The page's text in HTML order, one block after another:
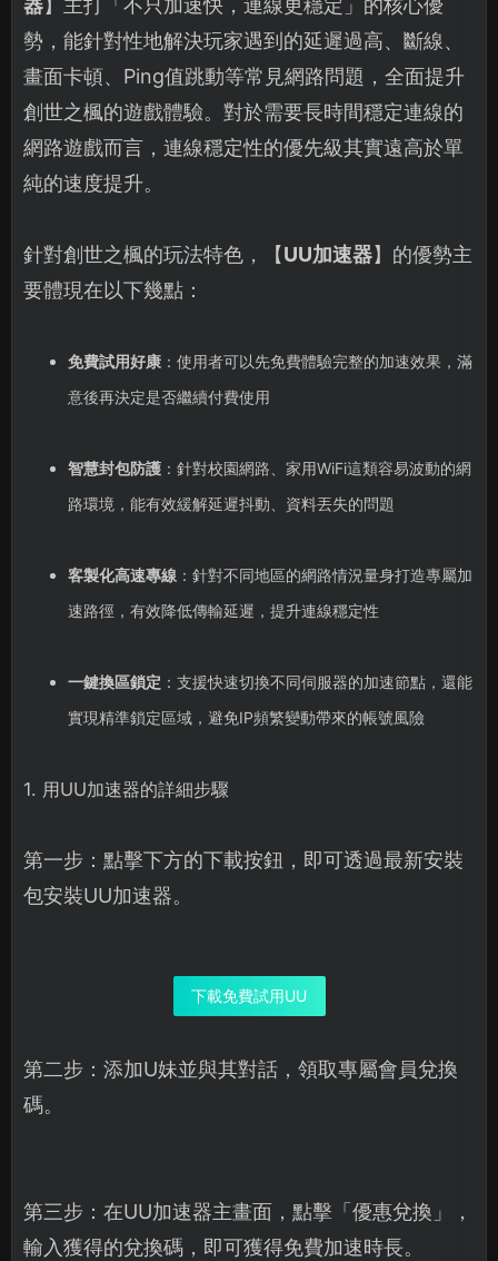
器】主打「不只加速快，連線更穩定」的核心優
勢，能針對性地解決玩家遇到的延遲過高、斷線、
畫面卡頓、Ping值跳動等常見網路問題，全面提升
創世之楓的遊戲體驗。對於需要長時間穩定連線的
網路遊戲而言，連線穩定性的優先級其實遠高於單
純的速度提升。
針對創世之楓的玩法特色，【UU加速器】的優勢主
要體現在以下幾點：
免費試用好康：使用者可以先免費體驗完整的加速效果，滿
意後再決定是否繼續付費使用
智慧封包防護：針對校園網路、家用WiFi這類容易波動的網
路環境，能有效緩解延遲抖動、資料丟失的問題
客製化高速專線 ：針對不同地區的網路情況量身打造專屬加
速路徑，有效降低傳輸延遲，提升連線穩定性
一鍵換區鎖定 ：支援快速切換不同伺服器的加速節點，還能
實現精準鎖定區域，避免IP頻繁變動帶來的帳號風險
1. 用UU加速器的詳細步驟
第一步：點擊下方的下載按鈕，即可透過最新安裝
包安裝UU加速器。
下載免費試用UU
第二步：添加U妹並與其對話，領取專屬會員兌換
碼。
第三步：在UU加速器主畫面，點擊「優惠兌換」，
輸入獲得的兌換碼，即可獲得免費加速時長。